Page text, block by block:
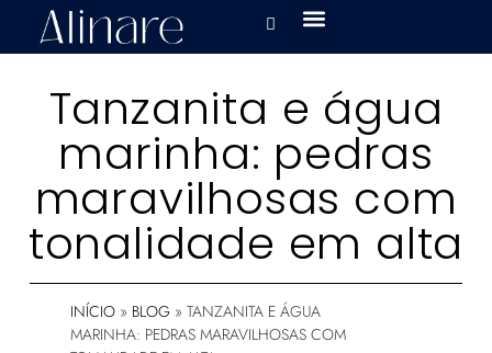
Tanzanita e água
marinha: pedras
maravilhosas com
tonalidade em alta
INÍCIO » BLOG » TANZANITA E ÁGUA
MARINHA: PEDRAS MARAVILHOSAS COM